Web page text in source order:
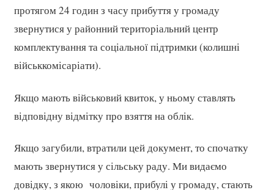
протягом 24 годин з часу прибуття у громаду
звернутися у районний територіальний центр
комплектування та соціальної підтримки (колишні
військкомісаріати).
Якщо мають військовий квиток, у ньому ставлять
відповідну відмітку про взяття на облік.
Якщо загубили, втратили цей документ, то спочатку
мають звернутися у сільську раду. Ми видаємо
довідку, з якою чоловіки, прибулі у громаду, стають